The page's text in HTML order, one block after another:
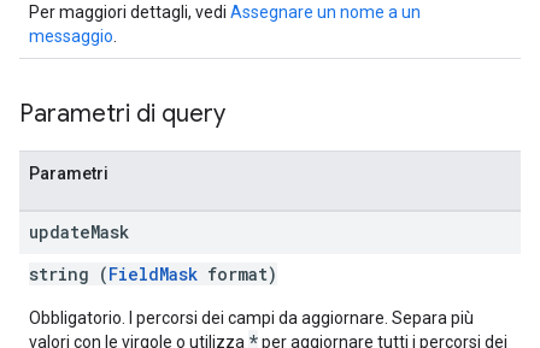
Per maggiori dettagli, vedi Assegnare un nome a un
messaggio
Parametri di query
Parametri
updateMask
string (FieldMask format)
Obbligatorio. I percorsi dei campi da aggiornare. Separa più
valori con le virgole o utilizza *per aggiornare tutti i percorsi dei